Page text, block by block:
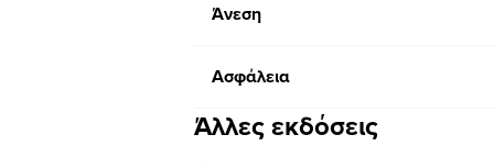
Άνεση
Ασφάλεια
Άλλες εκδόσεις